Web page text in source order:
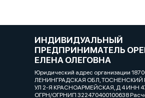
ИНДИВИДУАЛЬНЫЙ
ПРЕДПРИНИМАТЕЛЬ
ЕЛЕНА ОЛЕГОВНА
Юридический адрес организации
ЛЕНИНГРАДСКАЯ ОБЛ, ТОСНЕНСКИЙ
УЛ 2-Я КРАСНОАРМЕЙСКАЯ, Д 4 ИНН
ОГРН/ОГРНИП 322470400100638